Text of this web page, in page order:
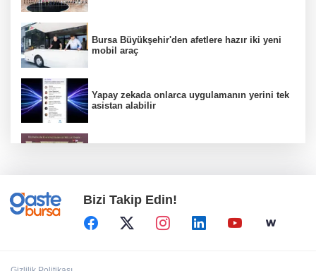
Bursa Büyükşehir'den afetlere hazır iki yeni
mobil araç
Yapay zekada onlarca uygulamanın yerini tek
asistan alabilir
MGK'dan 8 maddelik bildiri... Terörsüz
Türkiye, bölgesel güvenlik ve Gazze mesajı
Bizi Takip Edin!